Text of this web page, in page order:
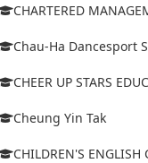
CHARTERED
Chau-Ha Dancesport
CHEER UP STARS
Cheung Yin Tak
CHILDREN'S ENGLISH